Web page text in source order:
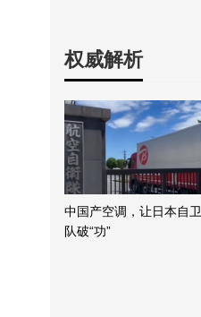
权威解析
中国产空调，让日本自卫
队破“功”